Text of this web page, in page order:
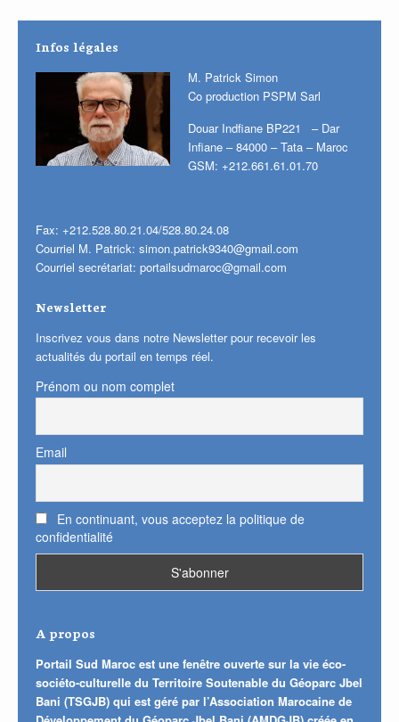
Infos légales
M. Patrick Simon
Co production PSPM Sarl
Douar Indfiane BP221 – Dar
Infiane – 84000 – Tata – Maroc
GSM: +212.661.61.01.70
Fax: +212.528.80.21.04/528.80.24.08
Courriel M. Patrick: simon.patrick9340@gmail.com
Courriel secrétariat: portailsudmaroc@gmail.com
Newsletter
Inscrivez vous dans notre Newsletter pour recevoir les
actualités du portail en temps réel.
Prénom ou nom complet
Email
En continuant, vous acceptez la politique de
confidentialité
A propos
Portail Sud Maroc est une fenêtre ouverte sur la vie éco-
sociéto-culturelle du Territoire Soutenable du Géoparc Jbel
Bani (TSGJB) qui est géré par l’Association Marocaine de